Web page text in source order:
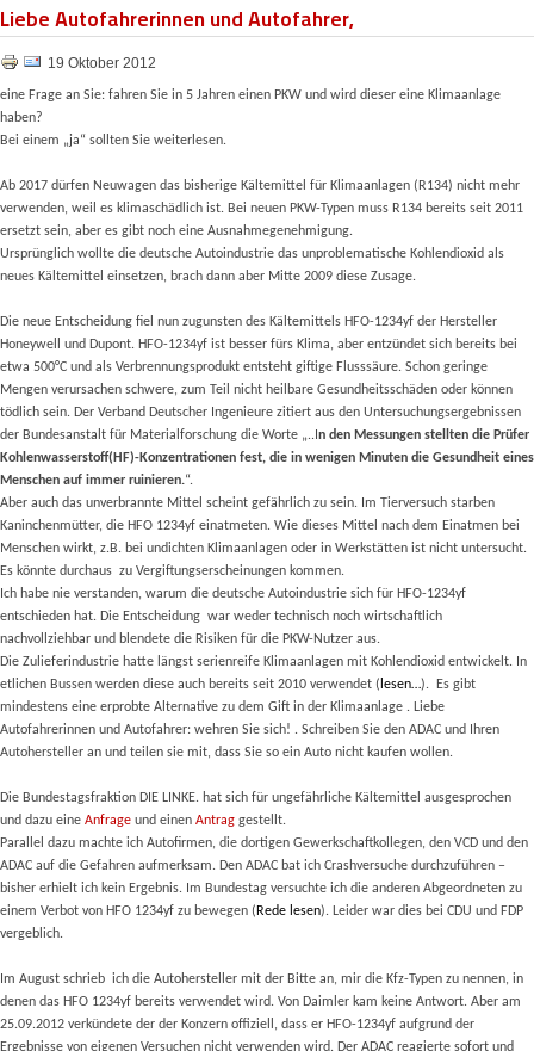
Liebe Autofahrerinnen und Autofahrer,
19 Oktober 2012
eine Frage an Sie: fahren Sie in 5 Jahren einen PKW und wird dieser eine Klimaanlage
haben?
Bei einem „ja“ sollten Sie weiterlesen.
Ab 2017 dürfen Neuwagen das bisherige Kältemittel für Klimaanlagen (R134) nicht mehr
verwenden, weil es klimaschädlich ist. Bei neuen PKW-Typen muss R134 bereits seit 2011
ersetzt sein, aber es gibt noch eine Ausnahmegenehmigung.
Ursprünglich wollte die deutsche Autoindustrie das unproblematische Kohlendioxid als
neues Kältemittel einsetzen, brach dann aber Mitte 2009 diese Zusage.
Die neue Entscheidung fiel nun zugunsten des Kältemittels HFO-1234yf der Hersteller
Honeywell und Dupont. HFO-1234yf ist besser fürs Klima, aber entzündet sich bereits bei
etwa 500°C und als Verbrennungsprodukt entsteht giftige Flusssäure. Schon geringe
Mengen verursachen schwere, zum Teil nicht heilbare Gesundheitsschäden oder können
tödlich sein. Der Verband Deutscher Ingenieure zitiert aus den Untersuchungsergebnissen
der Bundesanstalt für Materialforschung die Worte „..I n den Messungen stellten die Prüfer
Kohlenwasserstoff(HF)-Konzentrationen fest, die in wenigen Minuten die Gesundheit eines
Menschen auf immer ruinieren.“.
Aber auch das unverbrannte Mittel scheint gefährlich zu sein. Im Tierversuch starben
Kaninchenmütter, die HFO 1234yf einatmeten. Wie dieses Mittel nach dem Einatmen bei
Menschen wirkt, z.B. bei undichten Klimaanlagen oder in Werkstätten ist nicht untersucht.
Es könnte durchaus zu Vergiftungserscheinungen kommen.
Ich habe nie verstanden, warum die deutsche Autoindustrie sich für HFO-1234yf
entschieden hat. Die Entscheidung war weder technisch noch wirtschaftlich
nachvollziehbar und blendete die Risiken für die PKW-Nutzer aus.
Die Zulieferindustrie hatte längst serienreife Klimaanlagen mit Kohlendioxid entwickelt. In
etlichen Bussen werden diese auch bereits seit 2010 verwendet ( lesen…).
Es gibt
mindestens eine erprobte Alternative zu dem Gift in der Klimaanlage . Liebe
Autofahrerinnen und Autofahrer: wehren Sie sich! . Schreiben Sie den ADAC und Ihren
Autohersteller an und teilen sie mit, dass Sie so ein Auto nicht kaufen wollen.
Die Bundestagsfraktion DIE LINKE. hat sich für ungefährliche Kältemittel ausgesprochen
und dazu eine Anfrage und einen Antrag gestellt.
Parallel dazu machte ich Autofirmen, die dortigen Gewerkschaftkollegen, den VCD und den
ADAC auf die Gefahren aufmerksam. Den ADAC bat ich Crashversuche durchzuführen –
bisher erhielt ich kein Ergebnis. Im Bundestag versuchte ich die anderen Abgeordneten zu
einem Verbot von HFO 1234yf zu bewegen ( Rede lesen). Leider war dies bei CDU und FDP
vergeblich.
Im August schrieb ich die Autohersteller mit der Bitte an, mir die Kfz-Typen zu nennen, in
denen das HFO 1234yf bereits verwendet wird. Von Daimler kam keine Antwort. Aber am
25.09.2012 verkündete der der Konzern offiziell, dass er HFO-1234yf aufgrund der
Ergebnisse von eigenen Versuchen nicht verwenden wird. Der ADAC reagierte sofort und